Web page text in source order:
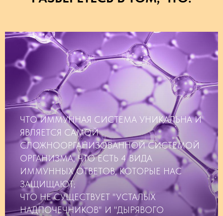
ЧТО ИММУННАЯ СИСТЕМА УНИКАЛЬНА И
ЯВЛЯЕТСЯ САМОЙ
СЛОЖНООРГАНИЗОВАННОЙ СИСТЕМОЙ
ОРГАНИЗМА, ЧТО ЕСТЬ 4 ВИДА
ИММУННЫХ ОТВЕТОВ, КОТОРЫЕ НАС
ЗАЩИЩАЮТ;
ЧТО НЕ СУЩЕСТВУЕТ "УСТАЛЫХ
НАДПОЧЕЧНИКОВ" И "ДЫРЯВОГО